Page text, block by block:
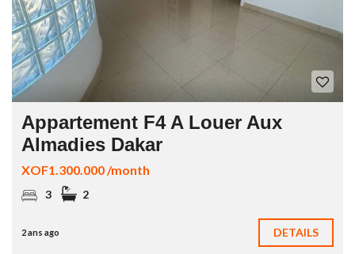
Appartement F4 A Louer Aux
Almadies Dakar
XOF1.300.000 /month
3 2
2 ans ago DETAILS